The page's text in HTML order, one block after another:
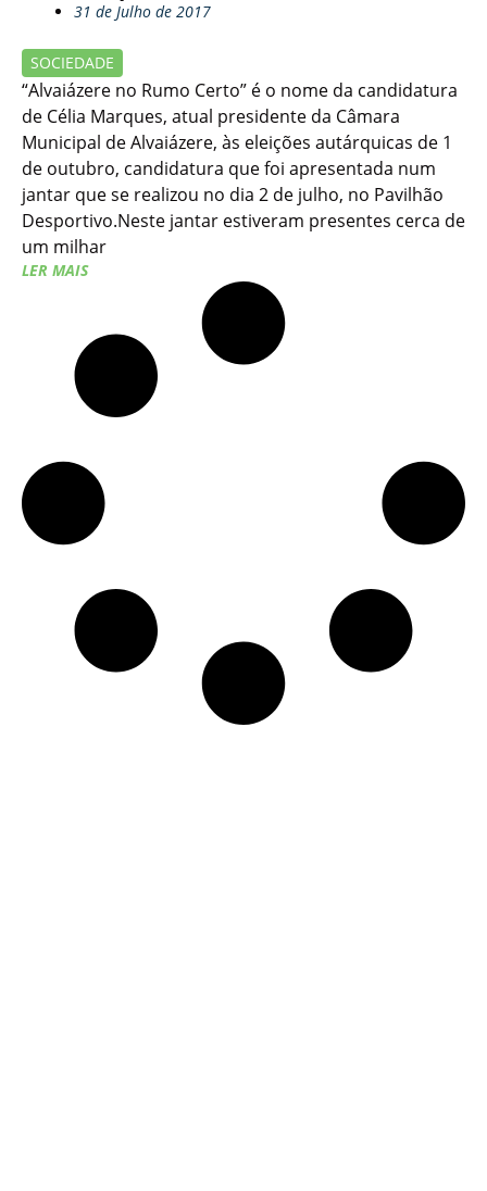
31 de Julho de 2017
SOCIEDADE
“Alvaiázere no Rumo Certo” é o nome da candidatura
de Célia Marques, atual presidente da Câmara
Municipal de Alvaiázere, às eleições autárquicas de 1
de outubro, candidatura que foi apresentada num
jantar que se realizou no dia 2 de julho, no Pavilhão
Desportivo.Neste jantar estiveram presentes cerca de
um milhar
LER MAIS